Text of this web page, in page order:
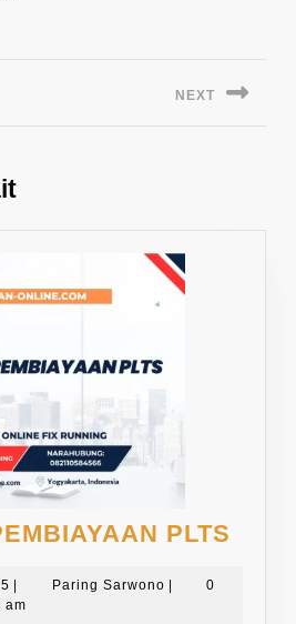
NEXT
PLTS
Agustus
15,
Paring SarwonoParing0
am